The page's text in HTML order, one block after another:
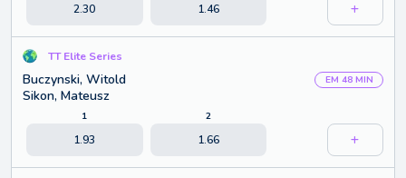
2.30 1.46
TT Elite Series
Buczynski, Witold
Sikon, Mateusz
EM 48 MIN
1
1.93
2
1.66